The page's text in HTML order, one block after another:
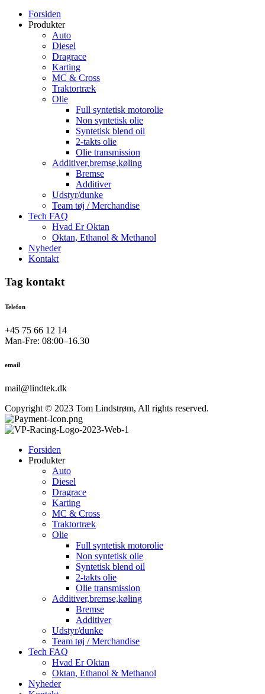
Forsiden
Produkter
Auto
Diesel
Dragrace
Karting
MC & Cross
Traktortræk
Olie
Full syntetisk motorolie
Non syntetisk olie
Syntetisk blend oil
2-takts olie
Olie transmission
Additiver,bremse,køling
Bremse
Additiver
Udstyr/dunke
Team tøj / Merchandise
Tech FAQ
Hvad Er Oktan
Oktan, Ethanol & Methanol
Nyheder
Kontakt
Tag kontakt
Telefon
+45 75 66 12 14
Man-Fre: 08:00–16.30
email
mail@lindtek.dk
Copyright © 2023 Tom Lindstrøm, All rights reserved.
Forsiden
Produkter
Auto
Diesel
Dragrace
Karting
MC & Cross
Traktortræk
Olie
Full syntetisk motorolie
Non syntetisk olie
Syntetisk blend oil
2-takts olie
Olie transmission
Additiver,bremse,køling
Bremse
Additiver
Udstyr/dunke
Team tøj / Merchandise
Tech FAQ
Hvad Er Oktan
Oktan, Ethanol & Methanol
Nyheder